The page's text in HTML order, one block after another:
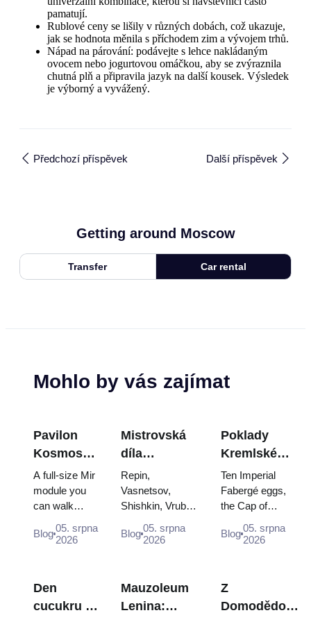
pamatují.
Rublové ceny se lišily v různých dobách, což ukazuje,
jak se hodnota měnila s příchodem zim a vývojem trhů.
Nápad na párování: podávejte s lehce nakládaným
ovocem nebo jogurtovou omáčkou, aby se zvýraznila
chutná plň a připravila jazyk na další kousek. Výsledek
je výborný a vyvážený.
Předchozí příspěvek Další příspěvek
Getting around Moscow
Transfer Car rental
Mohlo by vás zajímat
Pavilon
Kosmos
na VDNCh:
Uvnitř
největší
ruské
vesmírné
A full-size Mir
module you
can walk
Energia–
descent
120 pieces of
Blog05. srpna
2026
Mistrovská
díla
Treťjakovské
galerie:
Obrazy, kvůli
kterým se
vyplatí
Repin,
Vasnetsov,
Shishkin, Vrubel,
Surikov — the
they hang, and
the...
Blog05. srpna
2026
Poklady
Kremlské
zbrojnice:
Fabergého
vejce, trůny
korunovační
Ten Imperial
Fabergé eggs,
the Cap of
double throne of
coronation dress
Blog05. srpna
2026
Den
cucukru v
Mauzoleum
Lenina:
Z
Domodědova